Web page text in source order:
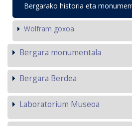
Bergarako historia eta
Wolfram goxoa
Bergara monumentala
Bergara Berdea
Laboratorium Museoa